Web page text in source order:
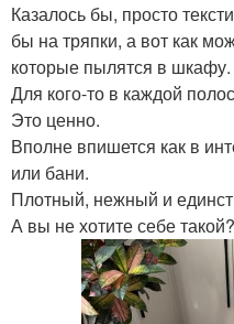
Казалось бы, просто
бы на тряпки, а вот как
которые пылятся в шкафу.
Для кого-то в каждой
Это ценно.
Вполне впишется как в
или бани.
Плотный, нежный и
А вы не хотите себе такой?